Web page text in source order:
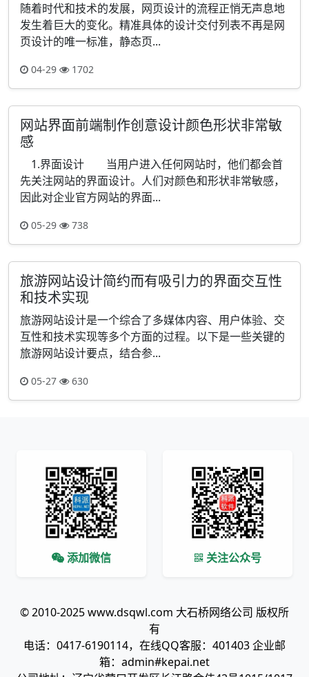
随着时代和技术的发展，网页设计的流程正悄无声息地
发生着巨大的变化。精准具体的设计交付列表不再是网
页设计的唯一标准，静态页...
04-29 1702
网站界面前端制作创意设计颜色形状非常敏
感
1.界面设计 当用户进入任何网站时，他们都会首
先关注网站的界面设计。人们对颜色和形状非常敏感，
因此对企业官方网站的界面...
05-29 738
旅游网站设计简约而有吸引力的界面交互性
和技术实现
旅游网站设计是一个综合了多媒体内容、用户体验、交
互性和技术实现等多个方面的过程。以下是一些关键的
旅游网站设计要点，结合参...
05-27 630
添加微信 关注公众号
© 2010-2025 www.dsqwl.com 大石桥网络公司 版权所
有
电话：0417-6190114，在线QQ客服：401403 企业邮
箱：admin#kepai.net